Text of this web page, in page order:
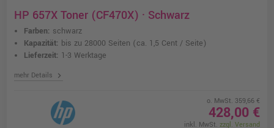
HP 657X Toner (CF470X) · Schwarz
Farben: schwarz
Kapazität: bis zu 28000 Seiten (ca. 1,5 Cent / Seite)
Lieferzeit: 1-3 Werktage
mehr Details chevron_right
o. MwSt. 359,66 €
428,00 €
inkl. MwSt. zzgl. Versand